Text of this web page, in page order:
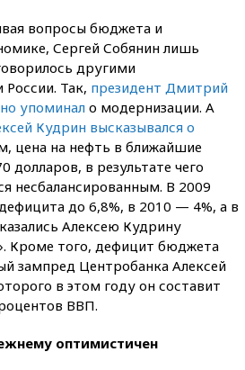
вопросы бюджета и
Сергей Собянин лишь
другими
Так, президент Дмитрий
упоминал о модернизации. А
Кудрин высказывался о
цена на нефть в ближайшие
долларов, в результате чего
несбалансированным. В 2009
до 6,8%, в 2010 — 4%, а в
Алексею Кудрину
Кроме того, дефицит бюджета
зампред Центробанка Алексей
в этом году он составит
ВВП.
оптимистичен